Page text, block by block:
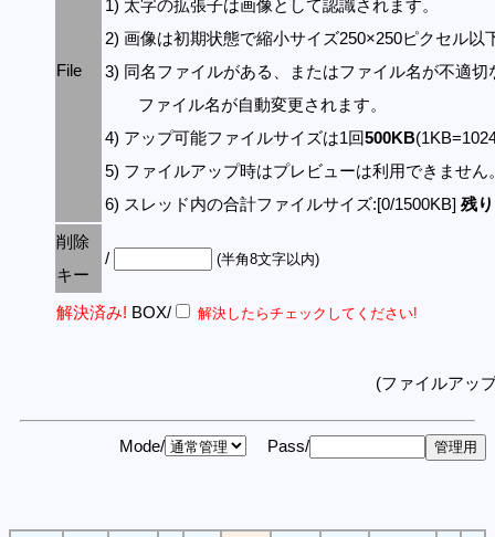
File
1) 太字の拡張子は画像として認識されます。
2) 画像は初期状態で縮小サイズ250×250ピクセル以
3) 同名ファイルがある、またはファイル名が不適切
ファイル名が自動変更されます。
4) アップ可能ファイルサイズは1回500KB
5) ファイルアップ時はプレビューは利用できません
6) スレッド内の合計ファイルサイズ:[0/1500KB] 残
削除
キー
/ (半角8文字以内)
解決済み! BOX/ 解決したらチェックしてください!
(ファイルアッ
Mode/ Pass/